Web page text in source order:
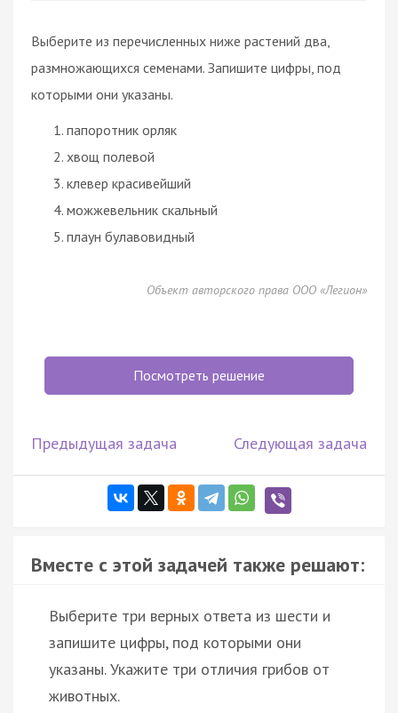
Выберите из перечисленных ниже растений два,
размножающихся семенами. Запишите цифры, под
которыми они указаны.
папоротник орляк
хвощ полевой
клевер красивейший
можжевельник скальный
плаун булавовидный
Объект авторского права ООО «Легион»
Посмотреть решение
Предыдущая задача Следующая задача
Вместе с этой задачей также решают:
Выберите три верных ответа из шести и
запишите цифры, под которыми они
указаны. Укажите три отличия грибов от
животных.